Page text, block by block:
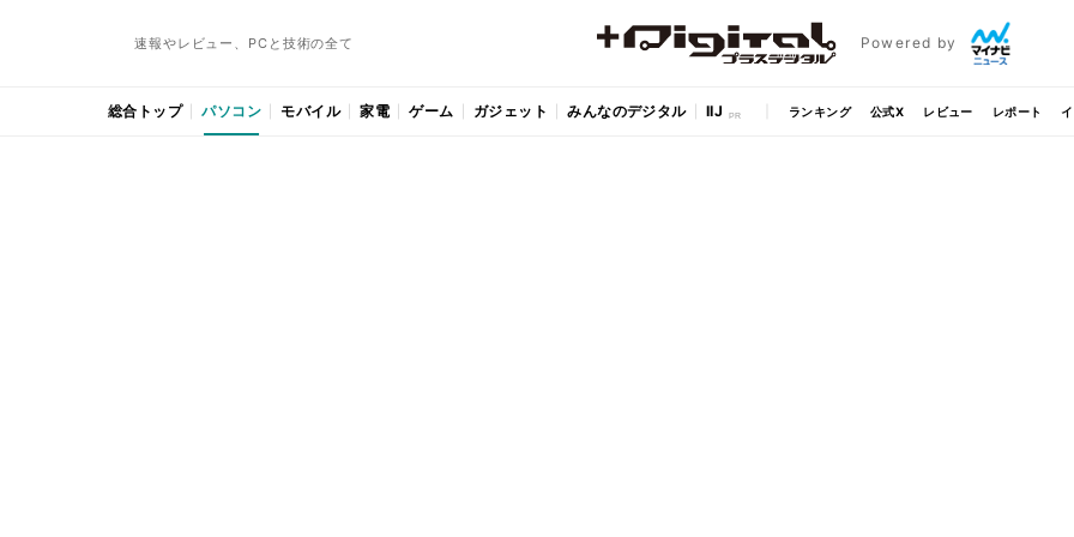
速報やレビュー、PCと技術の全て Powered by
総合トップ パソコン モバイル 家電 ゲーム ガジェット みんなのデジタル IIJ ランキング 公式X レビュー レポート